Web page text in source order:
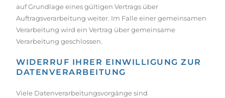
auf Grundlage eines gültigen Vertrags über
Auftragsverarbeitung weiter. Im Falle einer gemeinsamen
Verarbeitung wird ein Vertrag über gemeinsame
Verarbeitung geschlossen.
WIDERRUF IHRER EINWILLIGUNG ZUR
DATENVERARBEITUNG
Viele Datenverarbeitungsvorgänge sind